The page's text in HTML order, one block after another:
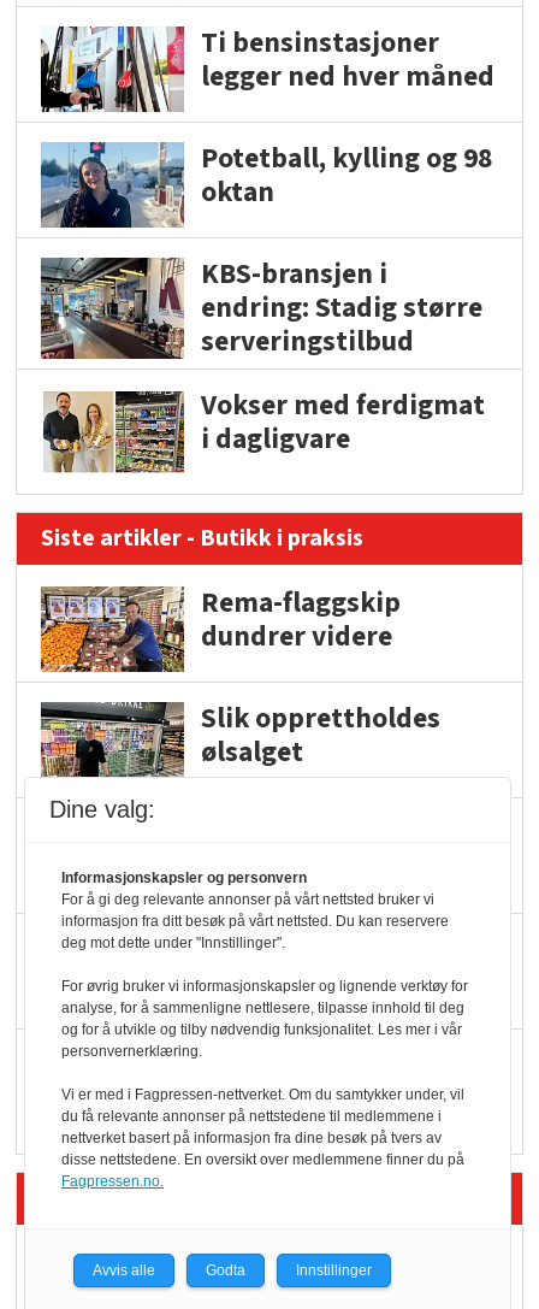
Ti bensinstasjoner
legger ned hver måned
Potetball, kylling og 98
oktan
KBS-bransjen i
endring: Stadig større
serveringstilbud
Vokser med ferdigmat
i dagligvare
Siste artikler - Butikk i praksis
Rema-flaggskip
dundrer videre
Slik opprettholdes
ølsalget
hyller
KI lager mat i butikken
Q passerte 1 milliard i
Rema i 2025
Siste artikler - Økologisk
Kolonihagens norske
yoghurt: Trues av
Dine valg:
Informasjonskapsler og personvern
For å gi deg relevante annonser på vårt nettsted bruker vi
informasjon fra ditt besøk på vårt nettsted. Du kan reservere
deg mot dette under "Innstillinger".
For øvrig bruker vi informasjonskapsler og lignende verktøy for
analyse, for å sammenligne nettlesere, tilpasse innhold til deg
og for å utvikle og tilby nødvendig funksjonalitet. Les mer i vår
personvernerklæring.
Vi er med i Fagpressen-nettverket. Om du samtykker under, vil
du få relevante annonser på nettstedene til medlemmene i
nettverket basert på informasjon fra dine besøk på tvers av
disse nettstedene. En oversikt over medlemmene finner du på
Fagpressen.no.
Avvis alle Godta Innstillinger